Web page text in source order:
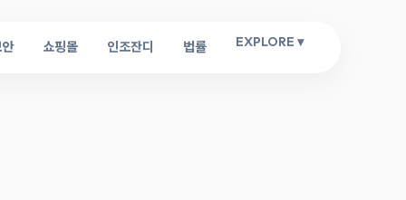
쇼핑몰 인조잔디 법률 EXPLORE ▾